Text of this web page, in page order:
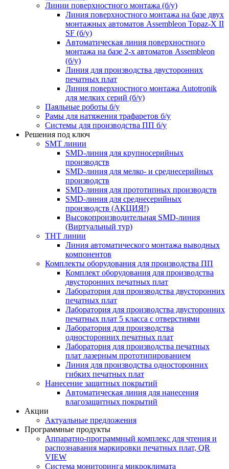
Линии поверхностного монтажа (б/у)
Линия поверхностного монтажа на базе двух
монтажных автоматов Assembleon Topaz-X II
SF (б/у)
Автоматическая линия поверхностного
монтажа на базе 2-х автоматов Assembleon
(б/у)
Линия для производства двусторонних
печатных плат
Линия поверхностного монтажа Autotronik
для мелких серий (б/у)
Паяльные роботы б/у
Рамы для натяжения трафаретов б/у
Системы для производства ПП б/у
Решения под ключ
SMT линии
SMD-линия для крупносерийных
производств
SMD-линия для мелко- и среднесерийных
производств
SMD-линия для прототипных производств
SMD-линия для среднесерийных
производств (АКЦИЯ!)
Высокопроизводительная SMD-линия
(Виртуальный тур)
THT линии
Линия автоматического монтажа выводных
компонентов
Комплекты оборудования для производства ПП
Комплект оборудования для производства
двусторонних печатных плат
Лаборатория для производства двусторонних
печатных плат
Лаборатория для производства двусторонних
печатных плат 5 класса с отверстиями
Лаборатория для производства
односторонних печатных плат
Лаборатория для производства печатных
плат лазерным прототипированием
Линия для производства односторонних
гибких печатных плат
Нанесение защитных покрытий
Автоматическая линия для нанесения
влагозащитных покрытий
Акции
Актуальные предложения
Программные продукты
Аппаратно-программный комплекс для чтения и
распознавания маркировки печатных плат, QR
VIEW
Система мониторинга микроклимата